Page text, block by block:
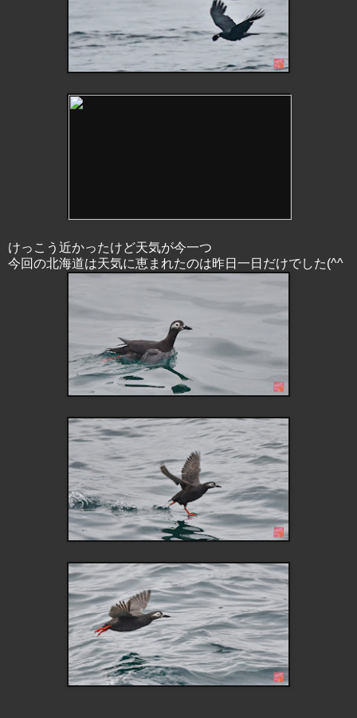
けっこう近かったけど天気が今一つ
今回の北海道は天気に恵まれたのは昨日一日だけでした(^^